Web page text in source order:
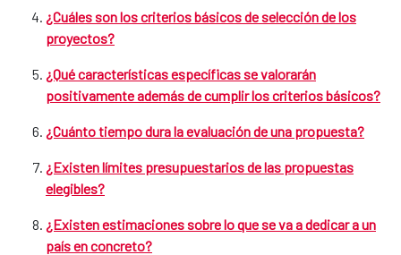
¿Cuáles son los criterios básicos de selección de los
proyectos?
¿Qué características específicas se valorarán
positivamente además de cumplir los criterios básicos?
¿Cuánto tiempo dura la evaluación de una propuesta?
¿Existen límites presupuestarios de las propuestas
elegibles?
¿Existen estimaciones sobre lo que se va a dedicar a un
país en concreto?